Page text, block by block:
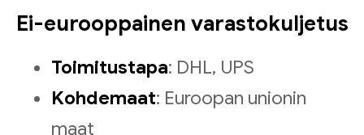
Ei-eurooppainen varastokuljetus
Toimitustapa: DHL, UPS
Kohdemaat: Euroopan unionin
maat